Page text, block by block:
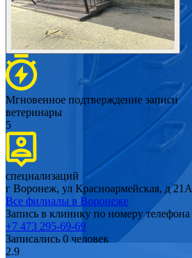
Мгновенное подтверждение записи
ветеринары
5
специализаций
г Воронеж, ул Красноармейская, д 21А
Все филиалы в Воронеже
Запись в клинику по номеру телефона
+7 473 295-69-69
Записались 0 человек
2.9